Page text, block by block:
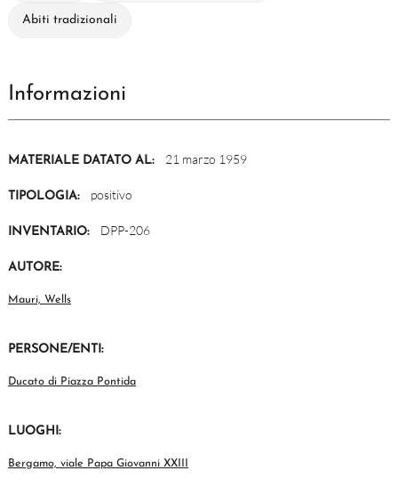
Abiti tradizionali
Informazioni
MATERIALE DATATO AL: 21 marzo 1959
TIPOLOGIA: positivo
INVENTARIO: DPP-206
AUTORE:
Mauri, Wells
PERSONE/ENTI:
Ducato di Piazza Pontida
LUOGHI:
Bergamo, viale Papa Giovanni XXIII